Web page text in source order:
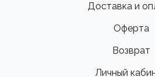
Доставка и
Оферта
Возврат
Личный